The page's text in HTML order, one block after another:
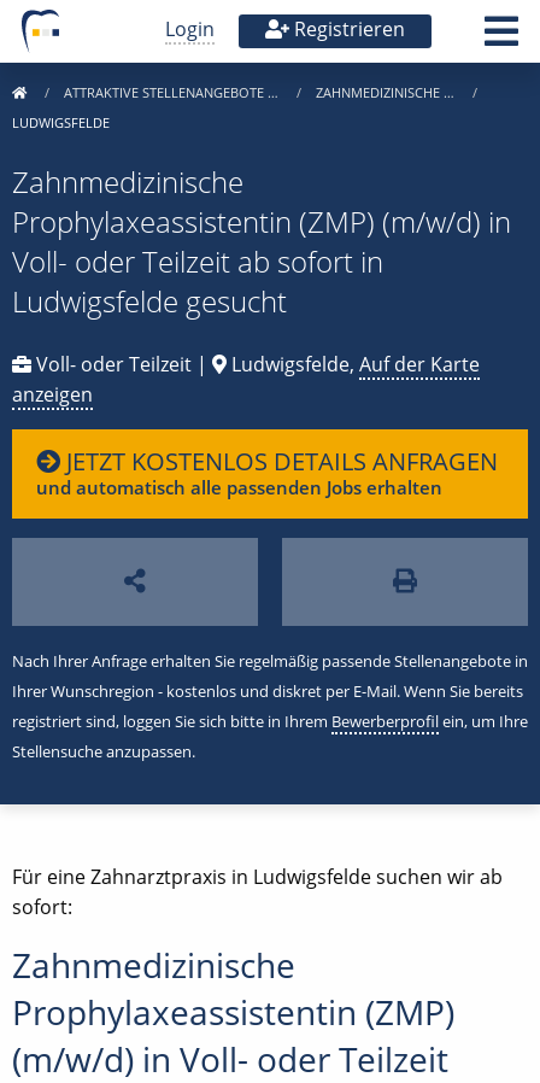
Login Registrieren
ATTRAKTIVE STELLENANGEBOTE …
ZAHNMEDIZINISCHE …
LUDWIGSFELDE
Zahnmedizinische
Prophylaxeassistentin (ZMP) (m/w/d) in
Voll- oder Teilzeit ab sofort in
Ludwigsfelde gesucht
Voll- oder Teilzeit | Ludwigsfelde, Auf der Karte
anzeigen
JETZT KOSTENLOS DETAILS ANFRAGEN
und automatisch alle passenden Jobs erhalten
Nach Ihrer Anfrage erhalten Sie regelmäßig passende Stellenangebote in
Ihrer Wunschregion - kostenlos und diskret per E-Mail. Wenn Sie bereits
registriert sind, loggen Sie sich bitte in Ihrem Bewerberprofilein, um Ihre
Stellensuche anzupassen.
Für eine Zahnarztpraxis in Ludwigsfelde suchen wir ab
sofort:
Zahnmedizinische
Prophylaxeassistentin (ZMP)
(m/w/d) in Voll- oder Teilzeit